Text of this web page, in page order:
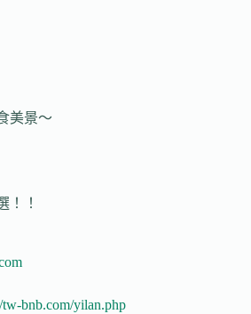
美景～
！！
tw-bnb.com/yilan.php